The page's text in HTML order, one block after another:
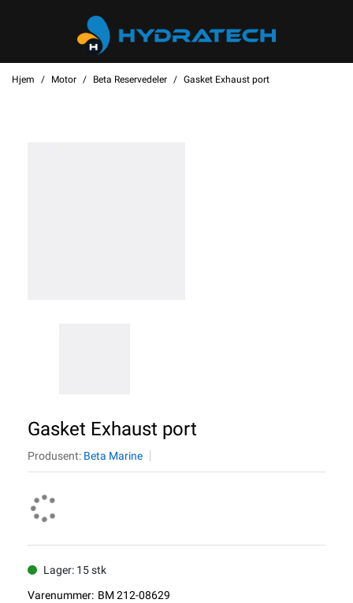
Hjem Motor Beta Reservedeler Gasket Exhaust port
Gasket Exhaust port
Produsent: Beta Marine
Lager: 15 stk
Varenummer: BM 212-08629